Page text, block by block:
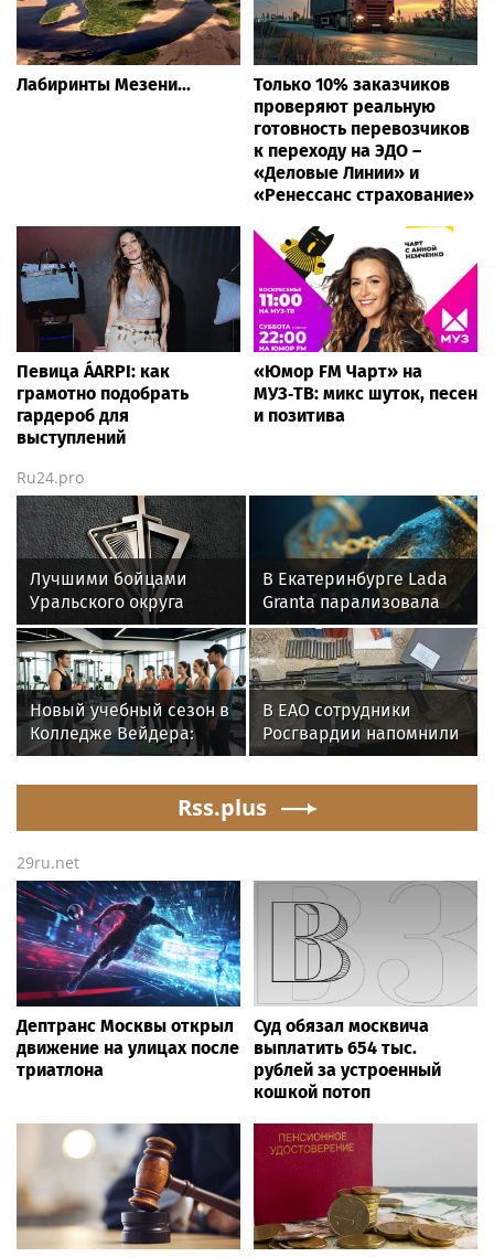
Лабиринты Мезени...
Только 10% заказчиков
проверяют реальную
готовность перевозчиков
к переходу на ЭДО –
«Деловые Линии» и
«Ренессанс страхование»
Певица ÁARPI: как
грамотно подобрать
гардероб для
выступлений
«Юмор FM Чарт» на
МУЗ‑ТВ: микс шуток, песен
и позитива
Ru24.pro
Лучшими бойцами
Уральского округа
Росгвардии стали
военнослужащие
озерского соединения
по охране важных
государственных
объектов
В Екатеринбурге Lada
Granta парализовала
движение на
Амундсена
Новый учебный сезон в
Колледже Вейдера:
стартовали очные
фитнес-тренеров и
В ЕАО сотрудники
Росгвардии напомнили
владельцам оружия о
несвоевременной
Rss.plus
29ru.net
Дептранс Москвы открыл
движение на улицах после
триатлона
Суд обязал москвича
выплатить 654 тыс.
рублей за устроенный
кошкой потоп